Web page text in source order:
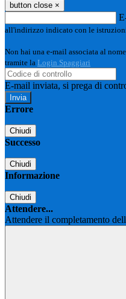
button close ×
all'indirizzo indicato con le
Non hai una e-mail associata al
tramite la Login Spaggiari
E-mail inviata, si prega di
Errore
Chiudi
Successo
Chiudi
Informazione
Chiudi
Attendere...
Attendere il completamento